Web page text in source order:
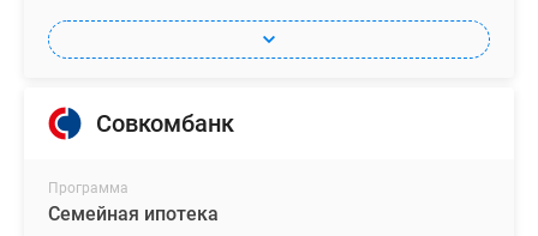
Совкомбанк
Программа
Семейная ипотека